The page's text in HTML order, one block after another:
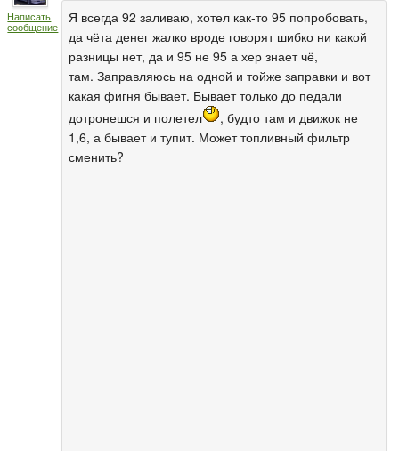
Написать
сообщение
Я всегда 92 заливаю, хотел как-то 95 попробовать,
да чёта денег жалко вроде говорят шибко ни какой
разницы нет, да и 95 не 95 а хер знает чё,
там. Заправляюсь на одной и тойже заправки и вот
какая фигня бывает. Бывает только до педали
дотронешся и полетел
, будто там и движок не
1,6, а бывает и тупит. Может топливный фильтр
сменить?